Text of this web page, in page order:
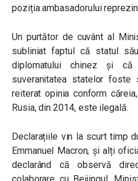
poziția ambasadorului
Un purtător de cuvânt al
subliniat faptul că statul
diplomatului chinez și că
suveranitatea statelor foste
reiterat opinia conform
Rusia, din 2014, este ilegală.
Declarațiile vin la scurt timp
Emmanuel Macron, și alți
declarând că observă